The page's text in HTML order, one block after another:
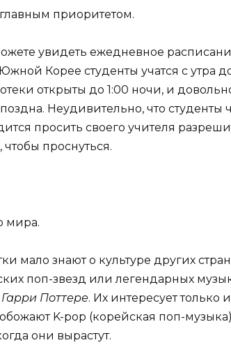
приоритетом.
увидеть ежедневное
Южной Корее студенты учатся с утра
открыты до 1:00 ночи, и
Неудивительно, что студенты
просить своего учителя
проснуться.
мира.
мало знают о культуре других
поп-звезд или легендарных
Гарри Поттере. Их интересует только
K-pop (корейская поп-
они вырастут.